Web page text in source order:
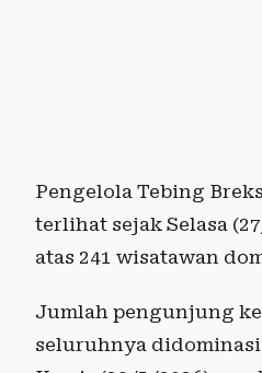
Pengelola Tebing
terlihat sejak Selasa
atas 241 wisatawan
Jumlah pengunjung
seluruhnya